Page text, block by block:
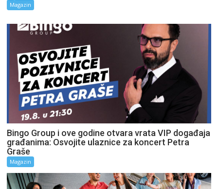
Magazin
Bingo Group i ove godine otvara vrata VIP događaja
građanima: Osvojite ulaznice za koncert Petra
Graše
Magazin